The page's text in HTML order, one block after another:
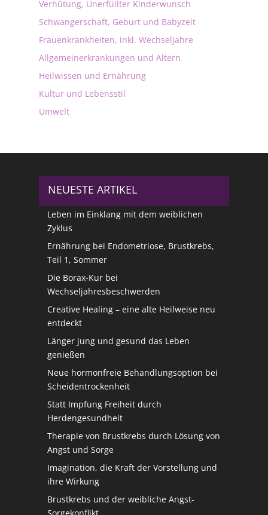
Verhütung, Unerfüllter Kinderwunsch
Schwangerschaft, Geburt und Babyzeit
Frauenkrankheiten, inkl. Wechseljahre
Allgemeinerkrankungen und Altern
Heilwissen und Ernährung
Kultur und Lebensstil
Umwelt
NEUESTE ARTIKEL
Leben im Einklang mit dem weiblichen
Zyklus
Ernährung bei Endometriose, Brustkrebs,
Teil 1, Sommer
Die Borax-Kur bei
Wechseljahresbeschwerden
Creative Healing – eine alte Heilweise neu
entdeckt
Länger jung und gesund das Leben
genießen
Neue hormonfreie Behandlungsoption bei
Scheidentrockenheit
Statt Impfung Freiheit durch
Herdengesundheit
Therapie von Brustkrebs durch Lösung von
Angst und Sorge
Imagination, die Kraft der Vorstellung und
ihre Wirkung
Brustkrebs und der weibliche Angst-